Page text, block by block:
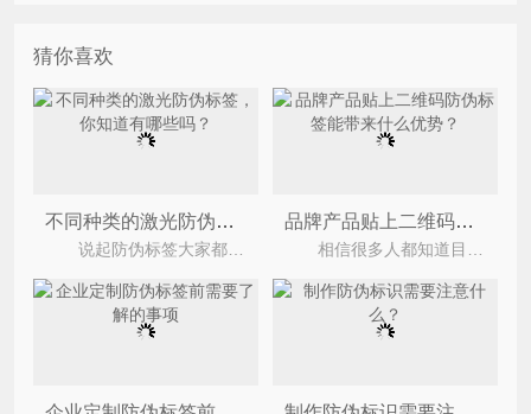
猜你喜欢
不同种类的激光防伪标签，你知道有哪些吗？ 品牌产品贴上二维码防伪标签能带来什么优势？